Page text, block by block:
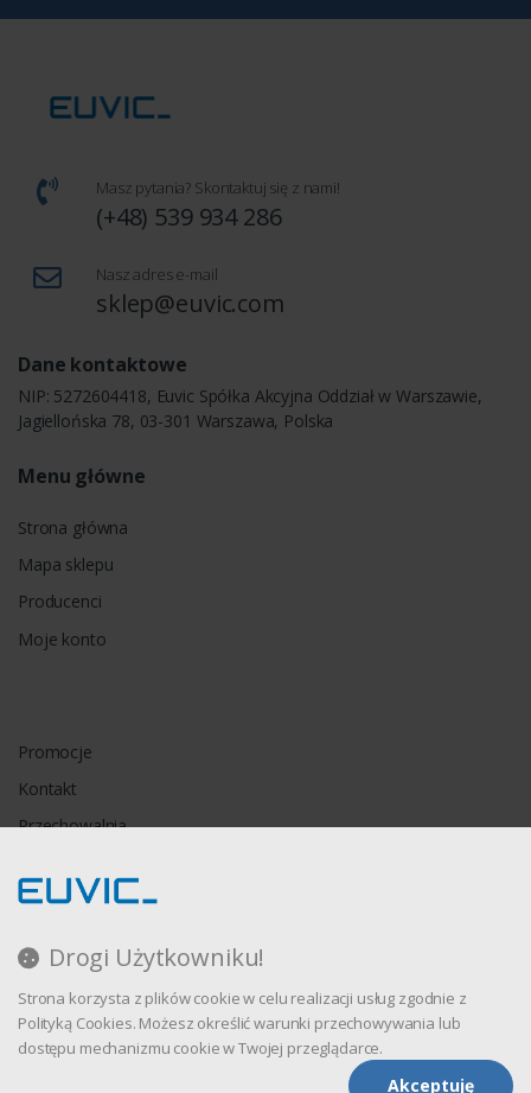
Drogi Użytkowniku!
Strona korzysta z plików cookie w celu realizacji usług zgodnie z
Polityką Cookies. Możesz określić warunki przechowywania lub
dostępu mechanizmu cookie w Twojej przeglądarce.
Akceptuję
Masz pytania? Skontaktuj się z nami!
(+48) 539 934 286
Nasz adres e-mail
sklep@euvic.com
Dane kontaktowe
NIP: 5272604418, Euvic Spółka Akcyjna Oddział w Warszawie,
Jagiellońska 78, 03-301 Warszawa, Polska
Menu główne
Strona główna
Mapa sklepu
Producenci
Moje konto
Promocje
Kontakt
Przechowalnia
Regulamin
Polityka prywatności